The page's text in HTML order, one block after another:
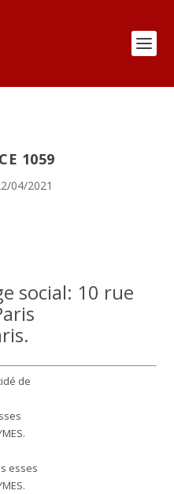
1059
04/2021
social: 10 rue
de
esses